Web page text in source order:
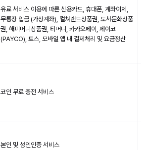
유료 서비스 이용에 따른 신용카드, 휴대폰, 계좌이체,
무통장 입금 (가상계좌), 컬쳐랜드상품권, 도서문화상품
권, 해피머니상품권, 티머니, 카카오페이, 페이코
(PAYCO), 토스, 모바일 앱 내 결제처리 및 요금정산
코인 무료 충전 서비스
본인 및 성인인증 서비스